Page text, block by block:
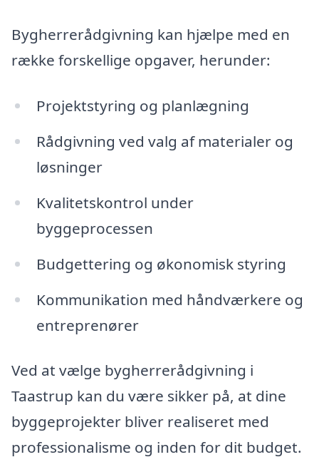
Bygherrerådgivning kan hjælpe med en
række forskellige opgaver, herunder:
Projektstyring og planlægning
Rådgivning ved valg af materialer og
løsninger
Kvalitetskontrol under
byggeprocessen
Budgettering og økonomisk styring
Kommunikation med håndværkere og
entreprenører
Ved at vælge bygherrerådgivning i
Taastrup kan du være sikker på, at dine
byggeprojekter bliver realiseret med
professionalisme og inden for dit budget.